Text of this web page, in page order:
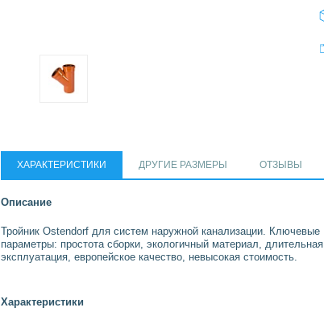
ХАРАКТЕРИСТИКИ ДРУГИЕ РАЗМЕРЫ ОТЗЫВЫ
Описание
Тройник Ostendorf для систем наружной канализации. Ключевые
параметры: простота сборки, экологичный материал, длительная
эксплуатация, европейское качество, невысокая стоимость.
Характеристики